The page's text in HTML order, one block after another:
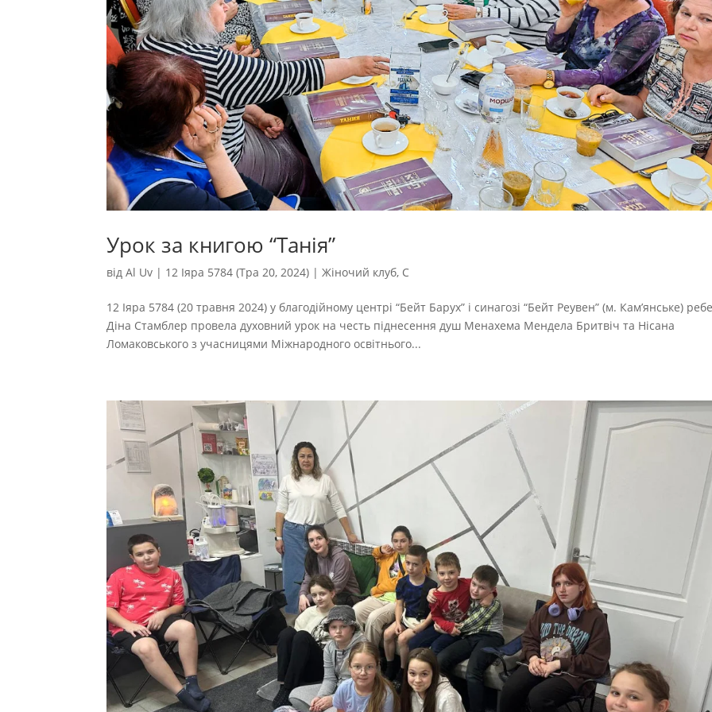
Урок за книгою “Танія”
відAl Uv | 12 Іяра 5784 (Тра 20, 2024) |Жіночий клуб, С
12 Іяра 5784 (20 травня 2024) у благодійному центрі “Бейт Барух” і синагозі “Бейт Реувен” (м. Кам’янське)
Діна Стамблер провела духовний урок на честь піднесення душ Менахема Мендела Бритвіч та Нісана
Ломаковського з учасницями Міжнародного освітнього...